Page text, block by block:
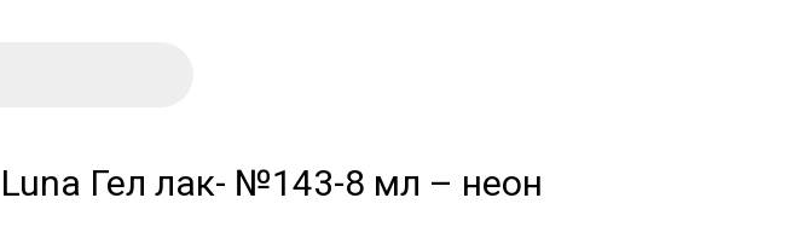
Luna Гел лак- №143-8 мл – неон